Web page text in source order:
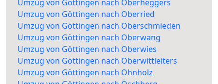
Umzug von Göttingen nach Oberheggers
Umzug von Göttingen nach Oberried
Umzug von Göttingen nach Oberschmieden
Umzug von Göttingen nach Oberwang
Umzug von Göttingen nach Oberwies
Umzug von Göttingen nach Oberwittleiters
Umzug von Göttingen nach Ohnholz